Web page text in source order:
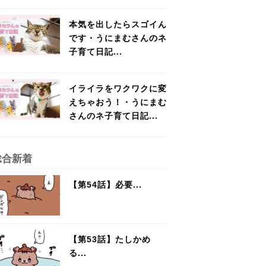
本気を出したらスゴイん
です・うにまむさんのネ
子育て日記...
イライラをワクワクに変
えちゃおう！・うにまむ
さんのネ子育て日記...
新着
【第54話】必要...
【第53話】たしかめ
る...